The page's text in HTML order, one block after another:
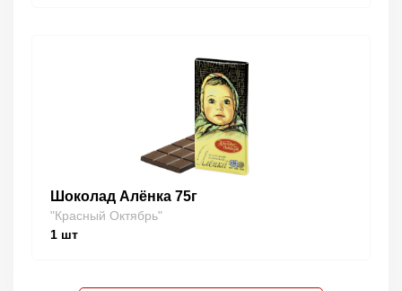
Шоколад Алёнка 75г
"Красный Октябрь"
1 шт